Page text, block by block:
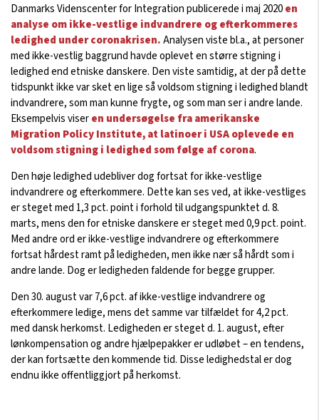
Danmarks Videnscenter for Integration publicerede i maj 2020en
analyse om ikke-vestlige indvandrere og efterkommeres
ledighed under coronakrisen.Analysen viste bl.a., at personer
med ikke-vestlig baggrund havde oplevet en større stigning i
ledighed end etniske danskere. Den viste samtidig, at der på dette
tidspunkt ikke var sket en lige så voldsom stigning i ledighed blandt
indvandrere, som man kunne frygte, og som man ser i andre lande.
Eksempelvis viseren undersøgelse fra amerikanske
Migration Policy Institute, at latinoer i USA oplevede en
voldsom stigning i ledighed som følge af corona.
Den høje ledighed udebliver dog fortsat for ikke-vestlige
indvandrere og efterkommere. Dette kan ses ved, at ikke-vestliges
er steget med 1,3 pct. point i forhold til udgangspunktet d. 8.
marts, mens den for etniske danskere er steget med 0,9 pct. point.
Med andre ord er ikke-vestlige indvandrere og efterkommere
fortsat hårdest ramt på ledigheden, men ikke nær så hårdt som i
andre lande. Dog er ledigheden faldende for begge grupper.
Den 30. august var 7,6 pct. af ikke-vestlige indvandrere og
efterkommere ledige, mens det samme var tilfældet for 4,2 pct.
med dansk herkomst. Ledigheden er steget d. 1. august, efter
lønkompensation og andre hjælpepakker er udløbet – en tendens,
der kan fortsætte den kommende tid. Disse ledighedstal er dog
endnu ikke offentliggjort på herkomst.